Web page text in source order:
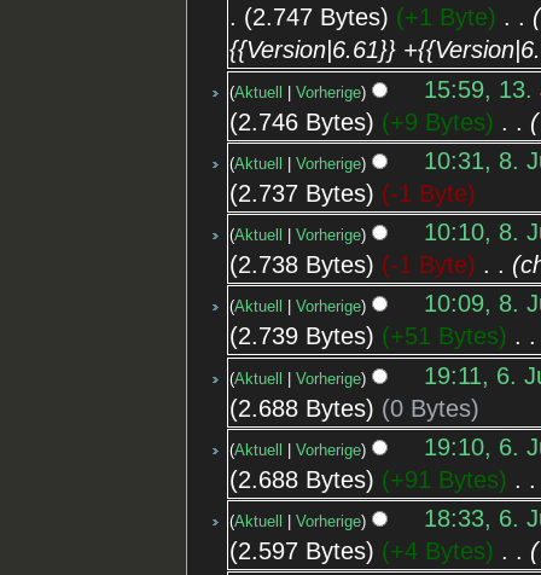
2.747 Bytes
+1 Byte
{{Version|6.61}}
Aktuell Vorherige
15:59, 13.
2.746 Bytes
+9 Bytes
Aktuell Vorherige
10:31, 8.
2.737 Bytes
-1 Byte
Aktuell Vorherige
10:10, 8.
2.738 Bytes
-1 Byte
Aktuell Vorherige
10:09, 8.
2.739 Bytes
+51 Bytes
Aktuell Vorherige
19:11, 6.
2.688 Bytes
0 Bytes
Aktuell Vorherige
19:10, 6.
2.688 Bytes
+91 Bytes
Aktuell Vorherige
18:33, 6.
2.597 Bytes
+4 Bytes